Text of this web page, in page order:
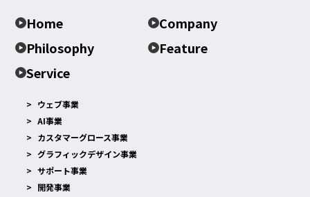
Home
Company
Philosophy
Feature
Service
ウェブ事業
AI事業
カスタマーグロース事業
グラフィックデザイン事業
サポート事業
開発事業